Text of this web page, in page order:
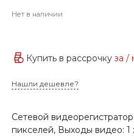
Нет в наличии
Купить в рассрочкуза/
Нашли дешевле?
Сетевой
пикселей, Выходы видео: 1